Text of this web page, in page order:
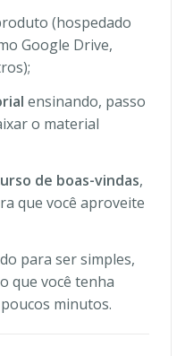
(hospedado
Google Drive,
ensinando, passo
o material
de boas-vindas,
que você aproveite
para ser simples,
que você tenha
minutos.